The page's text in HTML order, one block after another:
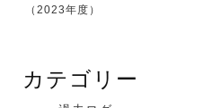
（2023年度）
カテゴリー